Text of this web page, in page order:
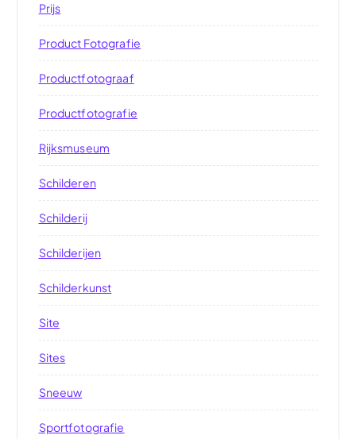
Prijs
Product Fotografie
Productfotograaf
Productfotografie
Rijksmuseum
Schilderen
Schilderij
Schilderijen
Schilderkunst
Site
Sites
Sneeuw
Sportfotografie